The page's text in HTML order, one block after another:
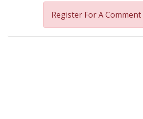
Register For A Comment